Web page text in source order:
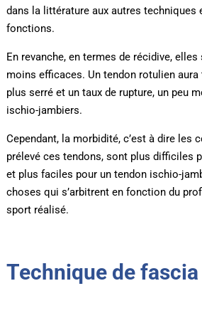
dans la littérature aux autres techniques
fonctions.
En revanche, en termes de récidive,
moins efficaces. Un tendon rotulien aura
plus serré et un taux de rupture, un peu
ischio-jambiers.
Cependant, la morbidité, c’est à dire les
prélevé ces tendons, sont plus difficiles
et plus faciles pour un tendon ischio-
choses qui s’arbitrent en fonction du
sport réalisé.
Technique de